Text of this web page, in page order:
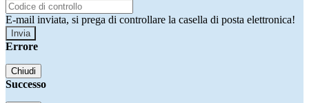
E-mail inviata, si prega di controllare la casella di posta elettronica!
Errore
Chiudi
Successo